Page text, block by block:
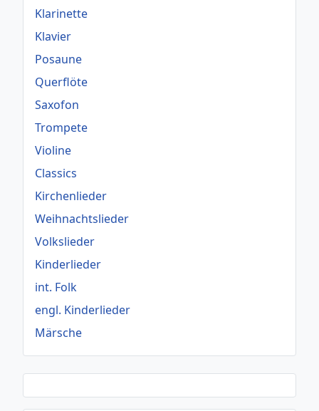
Klarinette
Klavier
Posaune
Querflöte
Saxofon
Trompete
Violine
Classics
Kirchenlieder
Weihnachtslieder
Volkslieder
Kinderlieder
int. Folk
engl. Kinderlieder
Märsche